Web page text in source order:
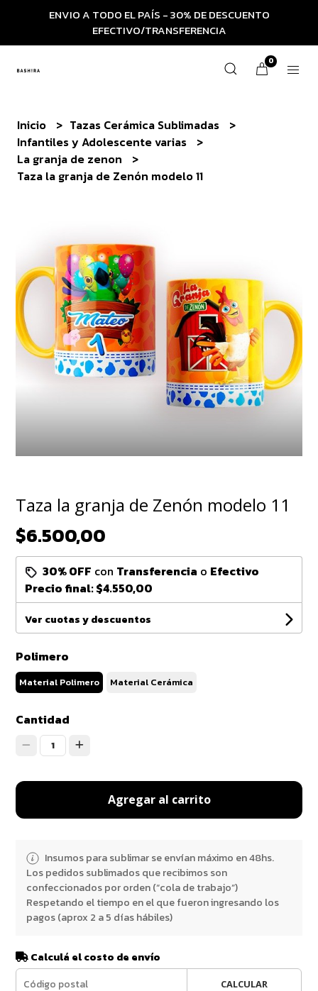
ENVIO A TODO EL PAÍS - 30% DE DESCUENTO
EFECTIVO/TRANSFERENCIA
0
Inicio
Tazas Cerámica Sublimadas
Infantiles y Adolescente varias
La granja de zenon
Taza la granja de Zenón modelo 11
Taza la granja de Zenón modelo 11
$6.500,00
30% OFF con Transferencia o Efectivo
Precio final:$4.550,00
Ver cuotas y descuentos
Polimero
Material Polimero Material Cerámica
Cantidad
1
Agregar al carrito
Insumos para sublimar se envían máximo en 48hs.
Los pedidos sublimados que recibimos son
confeccionados por orden (“cola de trabajo”)
Respetando el tiempo en el que fueron ingresando los
pagos (aprox 2 a 5 días hábiles)
Calculá el costo de envío
CALCULAR